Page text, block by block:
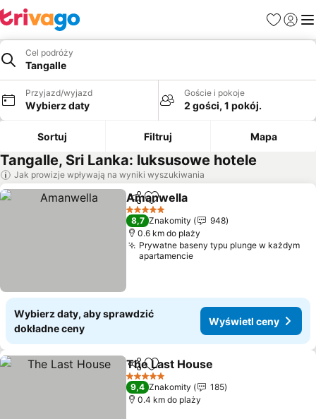
Ulubione
Cel podróży
Tangalle
Przyjazd/wyjazd
Wybierz daty
Goście i pokoje
2 gości, 1 pokój.
Sortuj Filtruj Mapa
Tangalle, Sri Lanka: luksusowe hotele
Jak prowizje wpływają na wyniki wyszukiwania
Udostępnij
Dodaj do ulubionych
Amanwella
5 Kategoria
8,7 Znakomity
948
0.6 km do plaży
Prywatne baseny typu plunge w każdym
apartamencie
Wybierz daty, aby sprawdzić
dokładne ceny
Wyświetl ceny
Udostępnij
Dodaj do ulubionych
The Last House
5 Kategoria
9,4 Znakomity
185
0.4 km do plaży